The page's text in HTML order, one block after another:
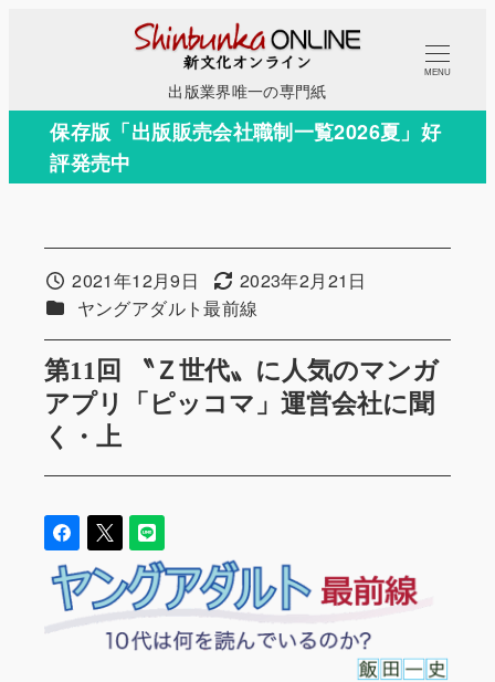
コ
テ
出版業界唯一の専門紙
MENU
保存版「出版販売会社職制一覧2026夏」好
評発売中
第11回 〝Ｚ世代〟に人気のマンガ
アプリ「ピッコマ」運営会社に聞
く・上
投稿日2021年12月9日 更新日2023年2月21日
カテゴリー
ヤングアダルト最前線